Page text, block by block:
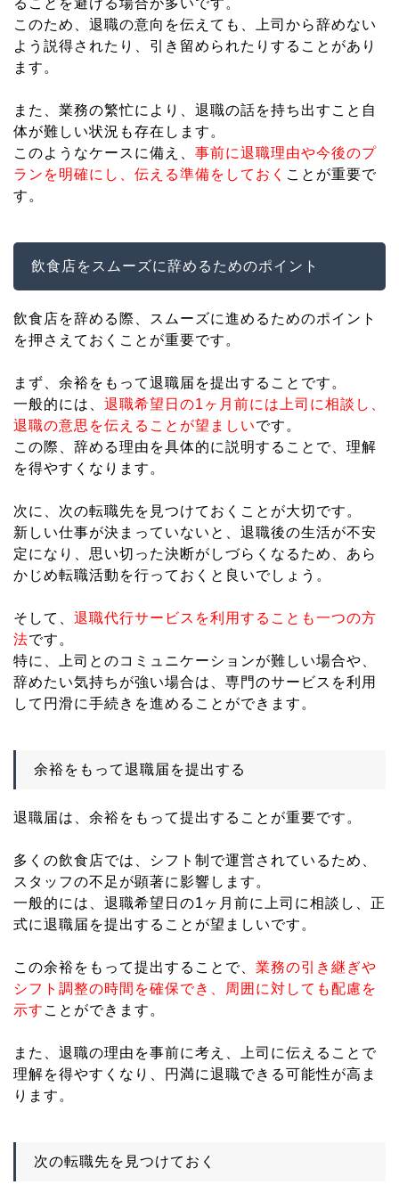
ることを避ける場合が多いです。
このため、退職の意向を伝えても、上司から辞めない
よう説得されたり、引き留められたりすることがあり
ます。
また、業務の繁忙により、退職の話を持ち出すこと自
体が難しい状況も存在します。
このようなケースに備え、 事前に退職理由や今後のプ
ランを明確にし、伝える準備をしておく ことが重要で
す。
飲食店をスムーズに辞めるためのポイント
飲食店を辞める際、スムーズに進めるためのポイント
を押さえておくことが重要です。
まず、余裕をもって退職届を提出することです。
一般的には、 退職希望日の1ヶ月前には上司に相談し、
退職の意思を伝えることが望ましいです。
この際、辞める理由を具体的に説明することで、理解
を得やすくなります。
次に、次の転職先を見つけておくことが大切です。
新しい仕事が決まっていないと、退職後の生活が不安
定になり、思い切った決断がしづらくなるため、あら
かじめ転職活動を行っておくと良いでしょう。
そして、 退職代行サービスを利用することも一つの方
法です。
特に、上司とのコミュニケーションが難しい場合や、
辞めたい気持ちが強い場合は、専門のサービスを利用
して円滑に手続きを進めることができます。
余裕をもって退職届を提出する
退職届は、余裕をもって提出することが重要です。
多くの飲食店では、シフト制で運営されているため、
スタッフの不足が顕著に影響します。
一般的には、退職希望日の1ヶ月前に上司に相談し、正
式に退職届を提出することが望ましいです。
この余裕をもって提出することで、 業務の引き継ぎや
シフト調整の時間を確保でき、周囲に対しても配慮を
示す ことができます。
また、退職の理由を事前に考え、上司に伝えることで
理解を得やすくなり、円満に退職できる可能性が高ま
ります。
次の転職先を見つけておく